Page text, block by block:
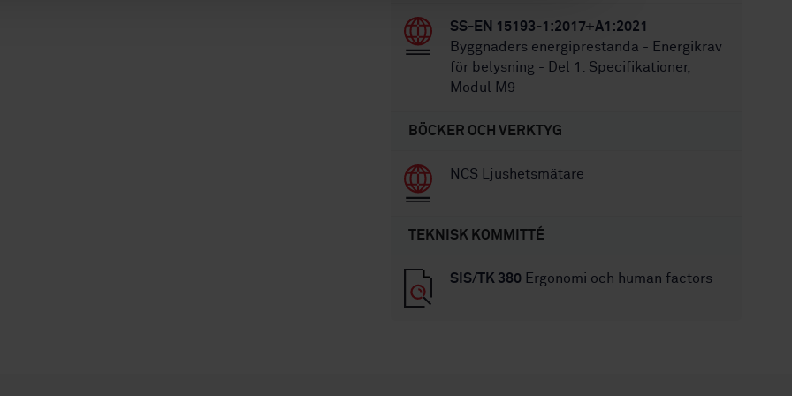
SS-EN 15193-1:2017+A1:2021
Byggnaders energiprestanda - Energikrav
för belysning - Del 1: Specifikationer,
Modul M9
BÖCKER OCH VERKTYG
NCS Ljushetsmätare
TEKNISK KOMMITTÉ
SIS/TK 380 Ergonomi och human factors